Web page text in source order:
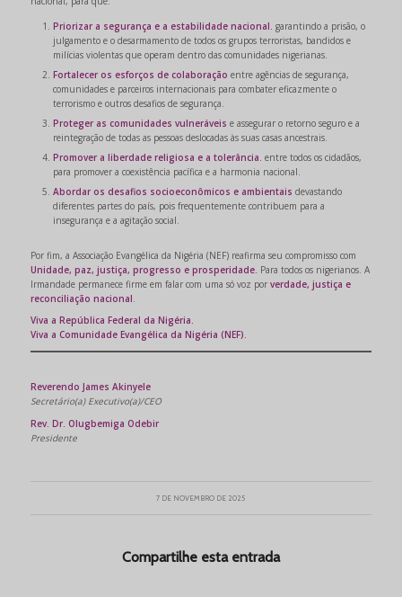
Priorizar a segurança e a estabilidade nacional. garantindo a prisão, o
julgamento e o desarmamento de todos os grupos terroristas, bandidos e
milícias violentas que operam dentro das comunidades nigerianas.
Fortalecer os esforços de colaboração entre agências de segurança,
comunidades e parceiros internacionais para combater eficazmente o
terrorismo e outros desafios de segurança.
Proteger as comunidades vulneráveis e assegurar o retorno seguro e a
reintegração de todas as pessoas deslocadas às suas casas ancestrais.
Promover a liberdade religiosa e a tolerância. entre todos os cidadãos,
para promover a coexistência pacífica e a harmonia nacional.
Abordar os desafios socioeconômicos e ambientais devastando
diferentes partes do país, pois frequentemente contribuem para a
insegurança e a agitação social.
Por fim, a Associação Evangélica da Nigéria (NEF) reafirma seu compromisso com
Unidade, paz, justiça, progresso e prosperidade. Para todos os nigerianos. A
Irmandade permanece firme em falar com uma só voz por verdade, justiça e
reconciliação nacional
Viva a República Federal da Nigéria.
Viva a Comunidade Evangélica da Nigéria (NEF).
Reverendo James Akinyele
Secretário(a) Executivo(a)/CEO
Rev. Dr. Olugbemiga Odebir
Presidente
7 DE NOVEMBRO DE 2025
Compartilhe esta entrada